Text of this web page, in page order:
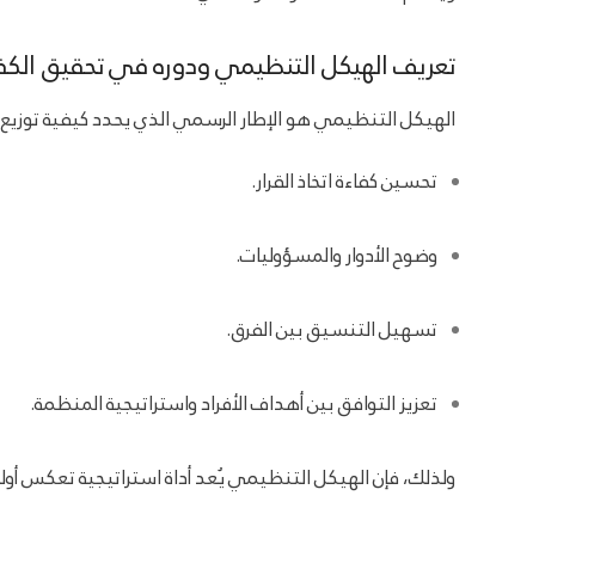
تعريف الهيكل التنظيمي ودوره في تحقيق
الهيكل التنظيمي هو الإطار الرسمي الذي يحدد كيفية
تحسين كفاءة اتخاذ القرار.
وضوح الأدوار والمسؤوليات.
تسهيل التنسيق بين الفرق.
تعزيز التوافق بين أهداف الأفراد واستراتيجية المنظمة.
ولذلك، فإن الهيكل التنظيمي يُعد أداة استراتيجية تعكس